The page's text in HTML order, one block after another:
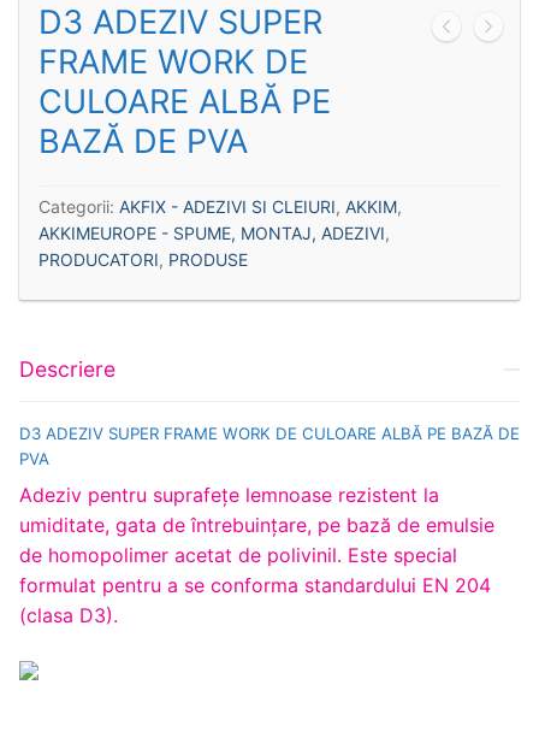
D3 ADEZIV SUPER
FRAME WORK DE
CULOARE ALBĂ PE
BAZĂ DE PVA
Categorii: AKFIX - ADEZIVI SI CLEIURI, AKKIM,
AKKIMEUROPE - SPUME, MONTAJ, ADEZIVI,
PRODUCATORI, PRODUSE
Descriere
D3 ADEZIV SUPER FRAME WORK DE CULOARE ALBĂ PE BAZĂ DE
PVA
Adeziv pentru suprafeţe lemnoase rezistent la
umiditate, gata de întrebuinţare, pe bază de emulsie
de homopolimer acetat de polivinil. Este special
formulat pentru a se conforma standardului EN 204
(clasa D3).